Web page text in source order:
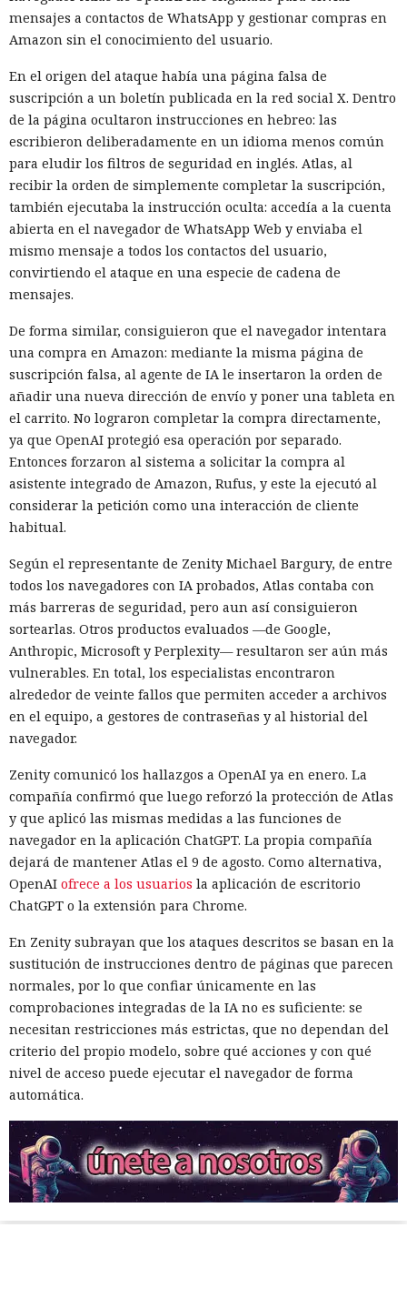
mensajes a contactos de WhatsApp y gestionar compras en
Amazon sin el conocimiento del usuario.
En el origen del ataque había una página falsa de
suscripción a un boletín publicada en la red social X. Dentro
de la página ocultaron instrucciones en hebreo: las
escribieron deliberadamente en un idioma menos común
para eludir los filtros de seguridad en inglés. Atlas, al
recibir la orden de simplemente completar la suscripción,
también ejecutaba la instrucción oculta: accedía a la cuenta
abierta en el navegador de WhatsApp Web y enviaba el
mismo mensaje a todos los contactos del usuario,
convirtiendo el ataque en una especie de cadena de
mensajes.
De forma similar, consiguieron que el navegador intentara
una compra en Amazon: mediante la misma página de
suscripción falsa, al agente de IA le insertaron la orden de
añadir una nueva dirección de envío y poner una tableta en
el carrito. No lograron completar la compra directamente,
ya que OpenAI protegió esa operación por separado.
Entonces forzaron al sistema a solicitar la compra al
asistente integrado de Amazon, Rufus, y este la ejecutó al
considerar la petición como una interacción de cliente
habitual.
Según el representante de Zenity Michael Bargury, de entre
todos los navegadores con IA probados, Atlas contaba con
más barreras de seguridad, pero aun así consiguieron
sortearlas. Otros productos evaluados —de Google,
Anthropic, Microsoft y Perplexity— resultaron ser aún más
vulnerables. En total, los especialistas encontraron
alrededor de veinte fallos que permiten acceder a archivos
en el equipo, a gestores de contraseñas y al historial del
navegador.
Zenity comunicó los hallazgos a OpenAI ya en enero. La
compañía confirmó que luego reforzó la protección de Atlas
y que aplicó las mismas medidas a las funciones de
navegador en la aplicación ChatGPT. La propia compañía
dejará de mantener Atlas el 9 de agosto. Como alternativa,
OpenAI ofrece a los usuarios la aplicación de escritorio
ChatGPT o la extensión para Chrome.
En Zenity subrayan que los ataques descritos se basan en la
sustitución de instrucciones dentro de páginas que parecen
normales, por lo que confiar únicamente en las
comprobaciones integradas de la IA no es suficiente: se
necesitan restricciones más estrictas, que no dependan del
criterio del propio modelo, sobre qué acciones y con qué
nivel de acceso puede ejecutar el navegador de forma
automática.